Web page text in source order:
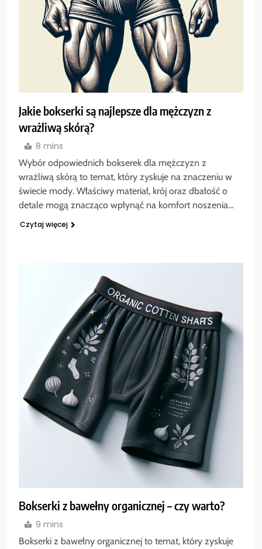
Jakie bokserki są najlepsze dla mężczyzn z
wrażliwą skórą?
8 mins
Wybór odpowiednich bokserek dla mężczyzn z
wrażliwą skórą to temat, który zyskuje na znaczeniu w
świecie mody. Właściwy materiał, krój oraz dbałość o
detale mogą znacząco wpłynąć na komfort noszenia…
Czytaj więcej
Bokserki z bawełny organicznej – czy warto?
9 mins
Bokserki z bawełny organicznej to temat, który zyskuje